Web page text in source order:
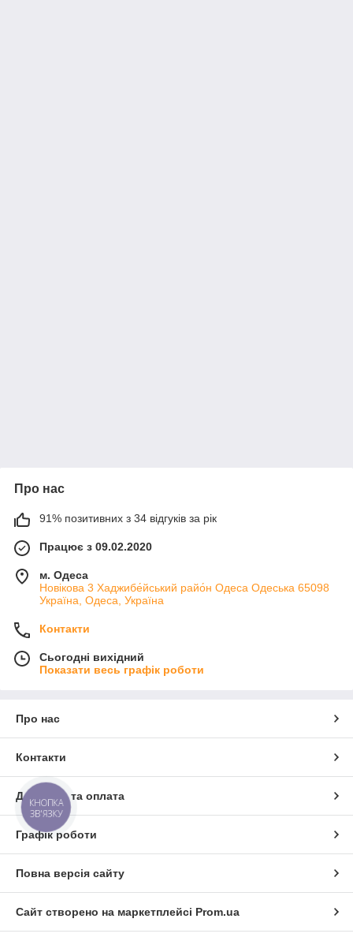
Про нас
91% позитивних з 34 відгуків за рік
Працює з 09.02.2020
м. Одеса
Новікова 3 Хаджибе́йський райо́н Одеса Одеська 65098
Україна, Одеса, Україна
Контакти
Сьогодні вихідний
Показати весь графік роботи
Про нас
Контакти
Доставка та оплата
Графік роботи
Повна версія сайту
Сайт створено на маркетплейсі Prom.ua
КНОПКА
ЗВ'ЯЗКУ